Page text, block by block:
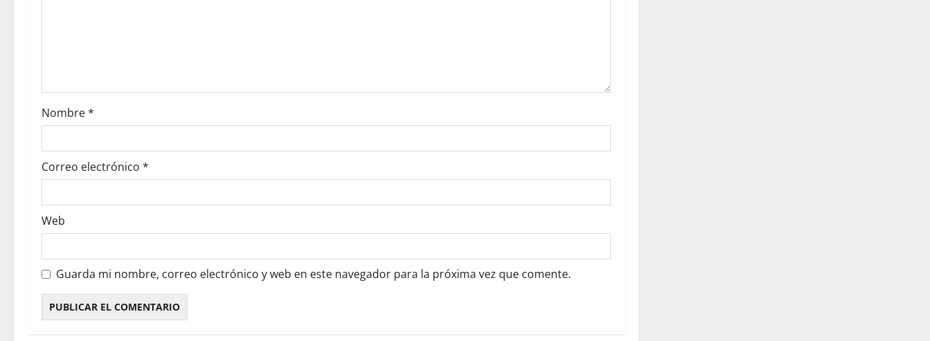
Nombre*
Correo electrónico *
Web
Guarda mi nombre, correo electrónico y web en este navegador para la próxima vez que comente.